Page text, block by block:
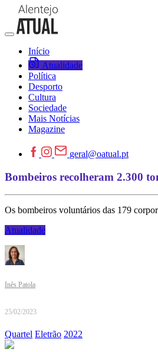
Início
Atualidade
Política
Desporto
Cultura
Sociedade
Mais Notícias
Magazine
geral@oatual.pt
Bombeiros recolheram 2.300
Os bombeiros voluntários das 179
Atualidade
Inês Patola
25/02/2023
Quartel Eletrão 2022